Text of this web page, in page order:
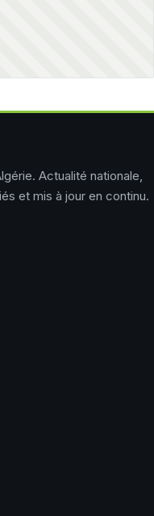
Actualité nationale,
et mis à jour en continu.